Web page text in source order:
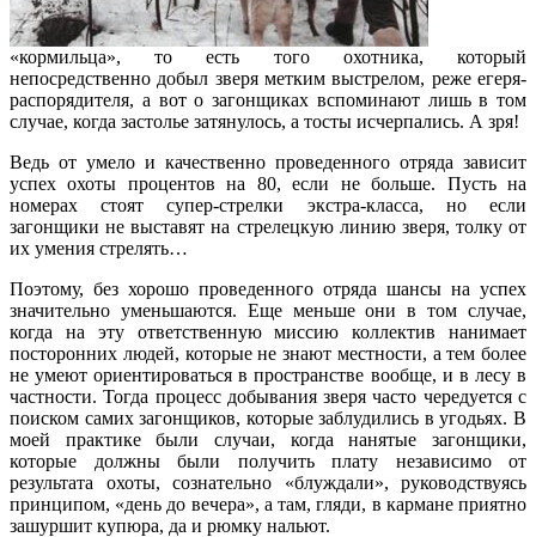
«кормильца», то есть того охотника, который
непосредственно добыл зверя метким выстрелом, реже егеря-
распорядителя, а вот о загонщиках вспоминают лишь в том
случае, когда застолье затянулось, а тосты исчерпались. А зря!
Ведь от умело и качественно проведенного отряда зависит
успех охоты процентов на 80, если не больше. Пусть на
номерах стоят супер-стрелки экстра-класса, но если
загонщики не выставят на стрелецкую линию зверя, толку от
их умения стрелять…
Поэтому, без хорошо проведенного отряда шансы на успех
значительно уменьшаются. Еще меньше они в том случае,
когда на эту ответственную миссию коллектив нанимает
посторонних людей, которые не знают местности, а тем более
не умеют ориентироваться в пространстве вообще, и в лесу в
частности. Тогда процесс добывания зверя часто чередуется с
поиском самих загонщиков, которые заблудились в угодьях. В
моей практике были случаи, когда нанятые загонщики,
которые должны были получить плату независимо от
результата охоты, сознательно «блуждали», руководствуясь
принципом, «день до вечера», а там, гляди, в кармане приятно
зашуршит купюра, да и рюмку нальют.